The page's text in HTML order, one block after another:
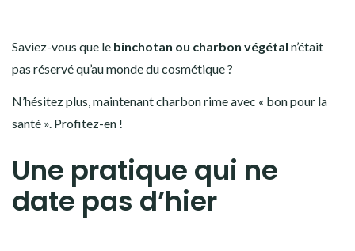
Saviez-vous que le binchotan ou charbon végétal n’était
pas réservé qu’au monde du cosmétique ?
N’hésitez plus, maintenant charbon rime avec « bon pour la
santé ». Profitez-en !
Une pratique qui ne
date pas d’hier